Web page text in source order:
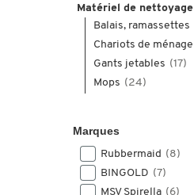
Matériel de nettoyage
Balais, ramassettes
Chariots de ménage
Gants jetables (17)
Mops (24)
Marques
Rubbermaid (8)
BINGOLD (7)
MSV Spirella (6)